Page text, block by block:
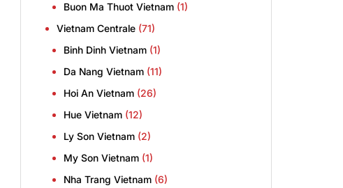
Buon Ma Thuot Vietnam (1)
Vietnam Centrale (71)
Binh Dinh Vietnam (1)
Da Nang Vietnam (11)
Hoi An Vietnam (26)
Hue Vietnam (12)
Ly Son Vietnam (2)
My Son Vietnam (1)
Nha Trang Vietnam (6)